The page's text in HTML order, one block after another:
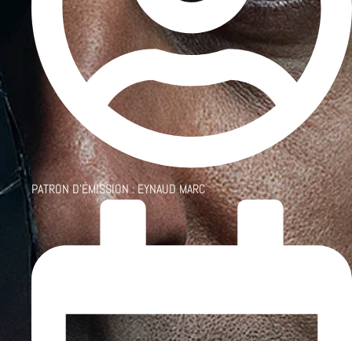
PATRON D'ÉMISSION :EYNAUD MARC